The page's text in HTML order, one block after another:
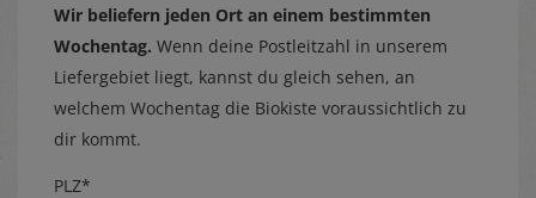
Wir beliefern jeden Ort an einem bestimmten
Wochentag. Wenn deine Postleitzahl in unserem
Liefergebiet liegt, kannst du gleich sehen, an
welchem Wochentag die Biokiste voraussichtlich zu
dir kommt.
PLZ*